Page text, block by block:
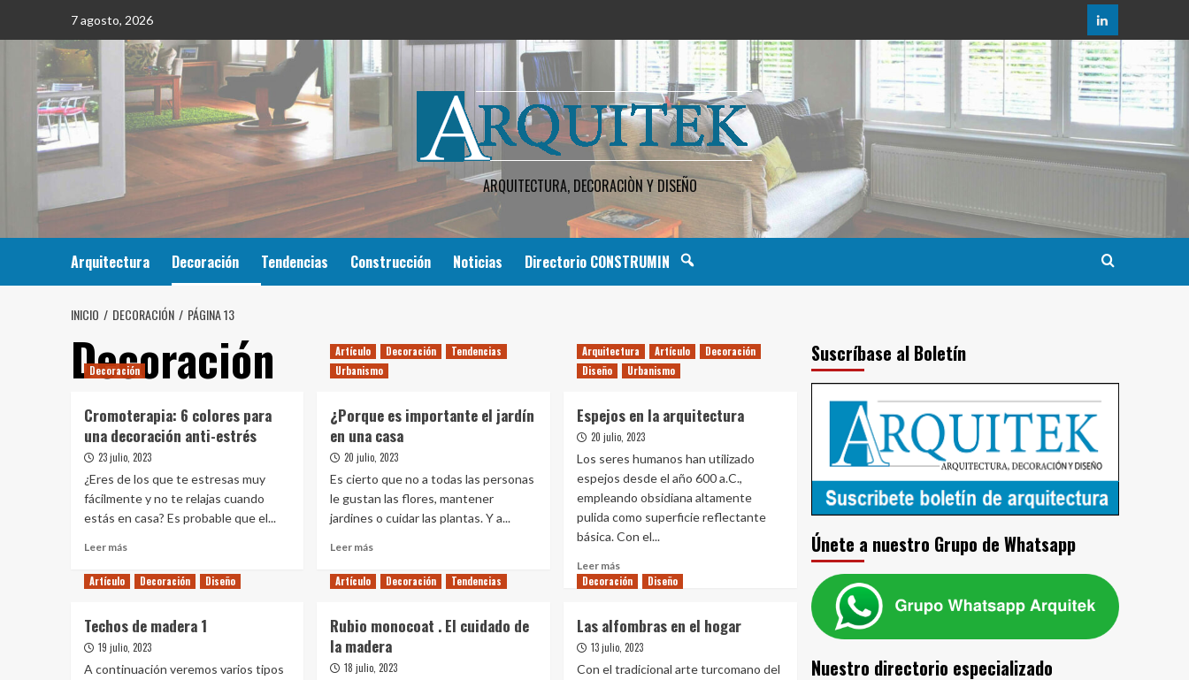
contenido
7 agosto, 2026
LinkedIn
ARQUITECTURA, DECORACIÒN Y DISEÑO
Arquitectura Decoración Tendencias Construcción Noticias Directorio CONSTRUMIN
INICIO DECORACIÓN PÁGINA 13
Decoración
Decoración
Cromoterapia: 6 colores para
una decoración anti-estrés
23 julio, 2023
¿Eres de los que te estresas muy
fácilmente y no te relajas cuando
estás en casa? Es probable que el...
Leer másLeer
sobre
colores
para
Artículo Decoración
Tendencias
Urbanismo
¿Porque es importante el jardín
en una casa
20 julio, 2023
Es cierto que no a todas las personas
le gustan las flores, mantener
jardines o cuidar las plantas. Y a...
Leer más
sobre
importante
el
jardín
Arquitectura Artículo
Decoración
Diseño
Urbanismo
Espejos en la arquitectura
20 julio, 2023
Los seres humanos han utilizado
espejos desde el año 600 a.C.,
empleando obsidiana altamente
pulida como superficie reflectante
básica. Con el...
Leer más
más
en
la
arquitectura
Artículo Decoración Diseño
Techos de madera 1
19 julio, 2023
A continuación veremos varios tipos
Artículo Decoración Tendencias
Rubio monocoat . El cuidado de
la madera
18 julio, 2023
Decoración Diseño
Las alfombras en el hogar
13 julio, 2023
Con el tradicional arte turcomano del
Suscríbase al Boletín
Únete a nuestro Grupo de Whatsapp
Nuestro directorio especializado